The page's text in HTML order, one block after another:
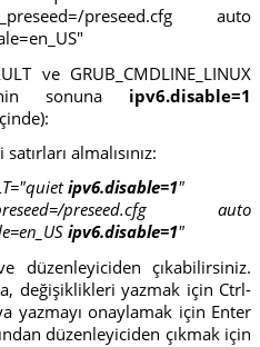
preseed.cfg auto
ve GRUB_CMDLINE_LINUX
sonuna ipv6.disable=1
almalısınız:
ipv6.disable=1"
preseed.cfg auto
ipv6.disable=1"
düzenleyiciden çıkabilirsiniz.
değişiklikleri yazmak için Ctrl-
yazmayı onaylamak için Enter
düzenleyiciden çıkmak için